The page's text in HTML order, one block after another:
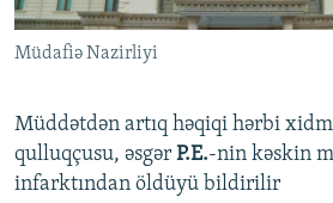
Müdafiə Nazirliyi
Müddətdən artıq həqiqi hərbi
qulluqçusu, əsgər P.E.-nin kəskin
infarktından öldüyü bildirilir